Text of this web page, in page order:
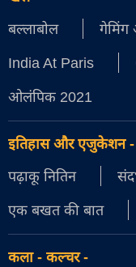
बल्लाबोल
गेमिंग
India At Paris
ओलंपिक 2021
इतिहास और एजुकेशन-
पढ़ाकू नितिन
एक बखत की बात
कला - कल्चर-